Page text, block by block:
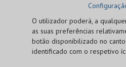
O utilizador poderá, a
as suas preferências
botão disponibilizado no
identificado com o respetivo